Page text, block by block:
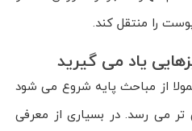
را منتقل کند.
یاد می گیرید
از مباحث پایه شروع می شود
می رسد. در بسیاری از معرفی